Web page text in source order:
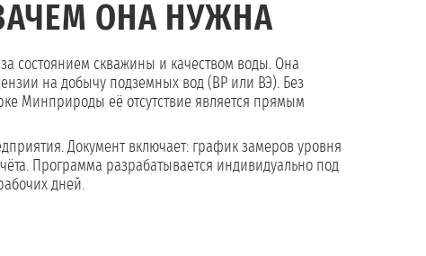
ОНА НУЖНА
состоянием скважины и качеством воды. Она
на добычу подземных вод (ВР или ВЭ). Без
Минприроды её отсутствие является прямым
Документ включает: график замеров уровня
Программа разрабатывается индивидуально под
дней.